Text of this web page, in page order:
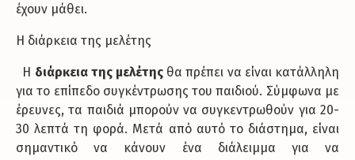
έχουν μάθει.
Η διάρκεια της μελέτης
Η διάρκεια της μελέτης θα πρέπει να είναι κατάλληλη
για το επίπεδο συγκέντρωσης του παιδιού. Σύμφωνα με
έρευνες, τα παιδιά μπορούν να συγκεντρωθούν για 20-
30 λεπτά τη φορά. Μετά από αυτό το διάστημα, είναι
σημαντικό να κάνουν ένα διάλειμμα για να